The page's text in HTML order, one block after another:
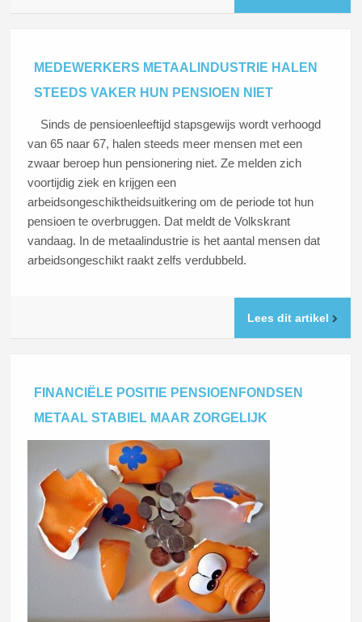
MEDEWERKERS METAALINDUSTRIE HALEN
STEEDS VAKER HUN PENSIOEN NIET
Sinds de pensioenleeftijd stapsgewijs wordt verhoogd
van 65 naar 67, halen steeds meer mensen met een
zwaar beroep hun pensionering niet. Ze melden zich
voortijdig ziek en krijgen een
arbeidsongeschiktheidsuitkering om de periode tot hun
pensioen te overbruggen. Dat meldt de Volkskrant
vandaag. In de metaalindustrie is het aantal mensen dat
arbeidsongeschikt raakt zelfs verdubbeld.
Lees dit artikel
FINANCIËLE POSITIE PENSIOENFONDSEN
METAAL STABIEL MAAR ZORGELIJK